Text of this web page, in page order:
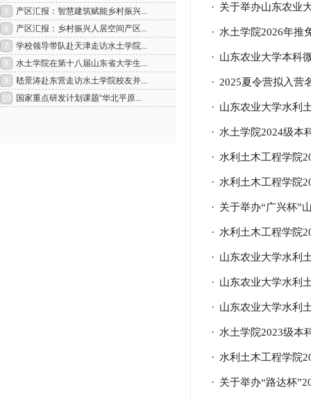
· 关于举办山东农业
· 水土学院2026年推
· 山东农业大学本科
· 2025夏令营拟入营
· 山东农业大学水利
· 水土学院2024级本
· 水利土木工程学院
· 水利土木工程学院
· 关于举办“广兴杯”
· 水利土木工程学院
· 山东农业大学水利
· 山东农业大学水利
· 山东农业大学水利
· 水土学院2023级本
· 水利土木工程学院
· 关于举办“路达杯